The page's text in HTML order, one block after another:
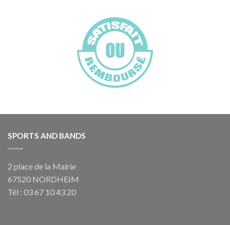
SPORTS AND BANDS
2 place de la Mairie
67520 NORDHEIM
Tél : 03 67 10 43 20